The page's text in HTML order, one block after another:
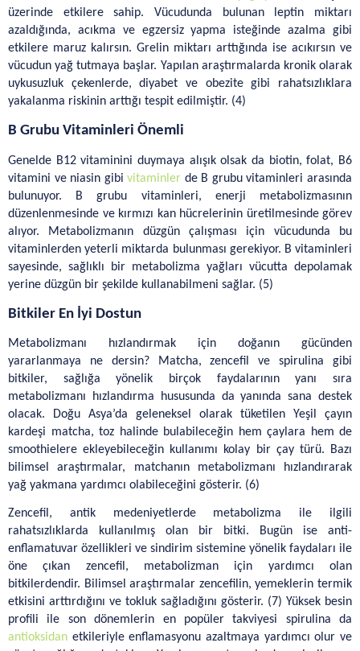
üzerinde etkilere sahip. Vücudunda bulunan leptin miktarı
azaldığında, acıkma ve egzersiz yapma isteğinde azalma gibi
etkilere maruz kalırsın. Grelin miktarı arttığında ise acıkırsın ve
vücudun yağ tutmaya başlar. Yapılan araştırmalarda kronik olarak
uykusuzluk çekenlerde, diyabet ve obezite gibi rahatsızlıklara
yakalanma riskinin arttığı tespit edilmiştir. (4)
B Grubu Vitaminleri Önemli
Genelde B12 vitaminini duymaya alışık olsak da biotin, folat, B6
vitamini ve niasin gibi vitaminler de B grubu vitaminleri arasında
bulunuyor. B grubu vitaminleri, enerji metabolizmasının
düzenlenmesinde ve kırmızı kan hücrelerinin üretilmesinde görev
alıyor. Metabolizmanın düzgün çalışması için vücudunda bu
vitaminlerden yeterli miktarda bulunması gerekiyor. B vitaminleri
sayesinde, sağlıklı bir metabolizma yağları vücutta depolamak
yerine düzgün bir şekilde kullanabilmeni sağlar. (5)
Bitkiler En İyi Dostun
Metabolizmanı hızlandırmak için doğanın gücünden
yararlanmaya ne dersin? Matcha, zencefil ve spirulina gibi
bitkiler, sağlığa yönelik birçok faydalarının yanı sıra
metabolizmanı hızlandırma hususunda da yanında sana destek
olacak. Doğu Asya’da geleneksel olarak tüketilen Yeşil çayın
kardeşi matcha, toz halinde bulabileceğin hem çaylara hem de
smoothielere ekleyebileceğin kullanımı kolay bir çay türü. Bazı
bilimsel araştırmalar, matchanın metabolizmanı hızlandırarak
yağ yakmana yardımcı olabileceğini gösterir. (6)
Zencefil, antik medeniyetlerde metabolizma ile ilgili
rahatsızlıklarda kullanılmış olan bir bitki. Bugün ise anti-
enflamatuvar özellikleri ve sindirim sistemine yönelik faydaları ile
öne çıkan zencefil, metabolizman için yardımcı olan
bitkilerdendir. Bilimsel araştırmalar zencefilin, yemeklerin termik
etkisini arttırdığını ve tokluk sağladığını gösterir. (7) Yüksek besin
antioksidan etkileriyle enflamasyonu azaltmaya yardımcı olur ve